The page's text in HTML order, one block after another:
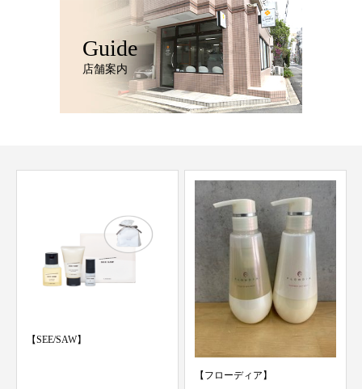
Guide
店舗案内
【SEE/SAW】
【フローディア】